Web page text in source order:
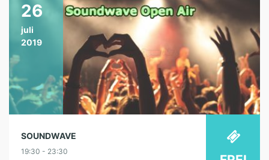
26
juli
2019
SOUNDWAVE
19:30 - 23:30